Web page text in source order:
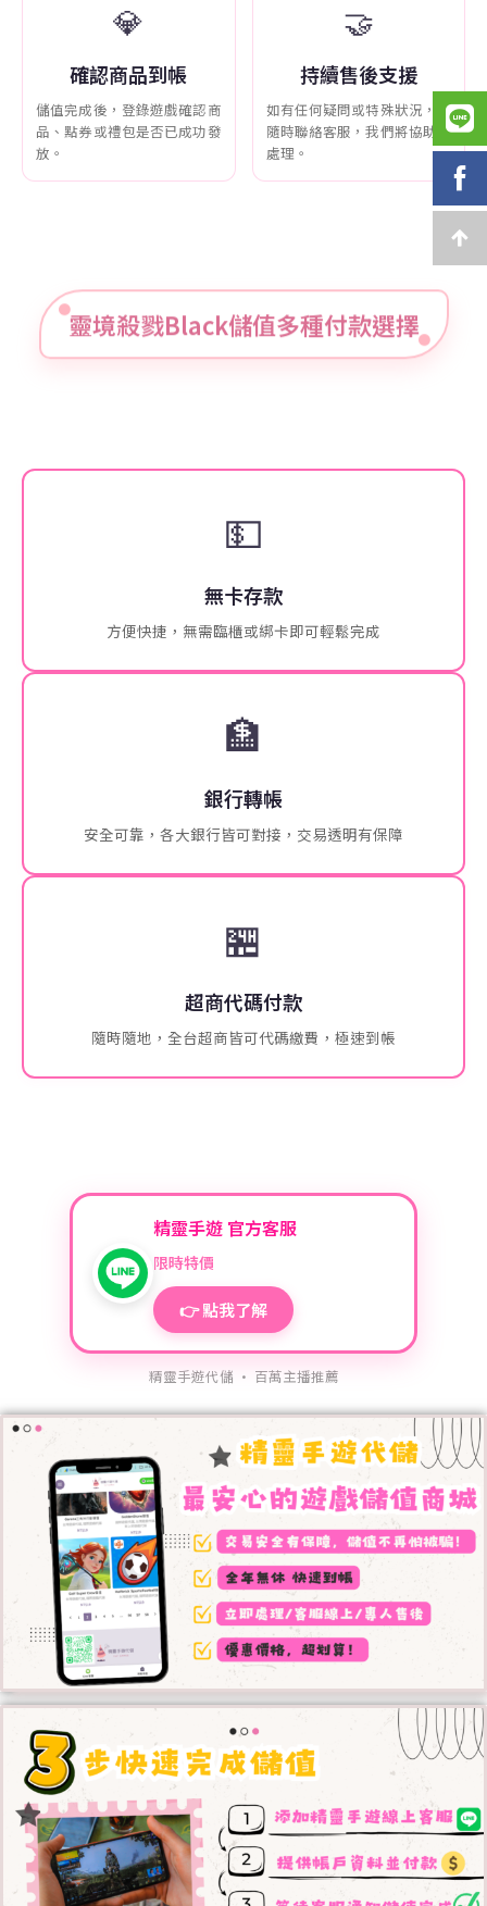
💎
確認商品到帳
儲值完成後，登錄遊戲確認商
品、點券或禮包是否已成功發
放。
🤝
持續售後支援
如有任何疑問或特殊狀況，可
隨時聯絡客服，我們將協助您
處理。
靈境殺戮Black儲值多種付款選擇
💵
無卡存款
方便快捷，無需臨櫃或綁卡即可輕鬆完成
🏦
銀行轉帳
安全可靠，各大銀行皆可對接，交易透明有保障
🏪
超商代碼付款
隨時隨地，全台超商皆可代碼繳費，極速到帳
精靈手遊 官方客服
限時特價
👉 點我了解
精靈手遊代儲 · 百萬主播推薦